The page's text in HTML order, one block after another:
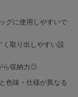
グに使用しやすいで
く取り出しやすい設
ら収納力◎
色味・仕様が異なる